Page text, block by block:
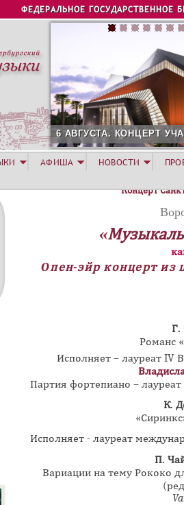
to navigation
ФЕДЕРАЛЬНОЕ ГОСУДАРСТВЕННОЕ
УЧАСТНИКОВ ЛЕТНЕЙ
Концерт
Oпен-эйр концерт из
Г.
Романс
Исполняет – лауреат IV
Партия фортепиано –
К.
Исполняет - лауреат
П.
Вариации на тему Рококо
АФИША НОВОСТИ